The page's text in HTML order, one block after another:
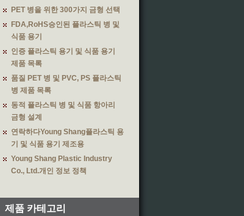
PET 병을 위한 300가지 금형 선택
FDA,RoHS승인된 플라스틱 병 및
식품 용기
인증 플라스틱 용기 및 식품 용기
제품 목록
품질 PET 병 및 PVC, PS 플라스틱
병 제품 목록
동적 플라스틱 병 및 식품 항아리
금형 설계
연락하다Young Shang플라스틱 용
기 및 식품 용기 제조용
Young Shang Plastic Industry
Co., Ltd.개인 정보 정책
제품 카테고리